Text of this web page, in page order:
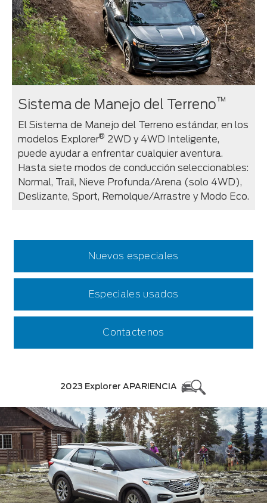
Sistema de Manejo del Terreno™
El Sistema de Manejo del Terreno estándar, en los
modelos Explorer® 2WD y 4WD Inteligente,
puede ayudar a enfrentar cualquier aventura.
Hasta siete modos de conducción seleccionables:
Normal, Trail, Nieve Profunda/Arena (solo 4WD),
Deslizante, Sport, Remolque/Arrastre y Modo Eco.
Nuevos especiales
Especiales usados
Contactenos
2023 Explorer APARIENCIA